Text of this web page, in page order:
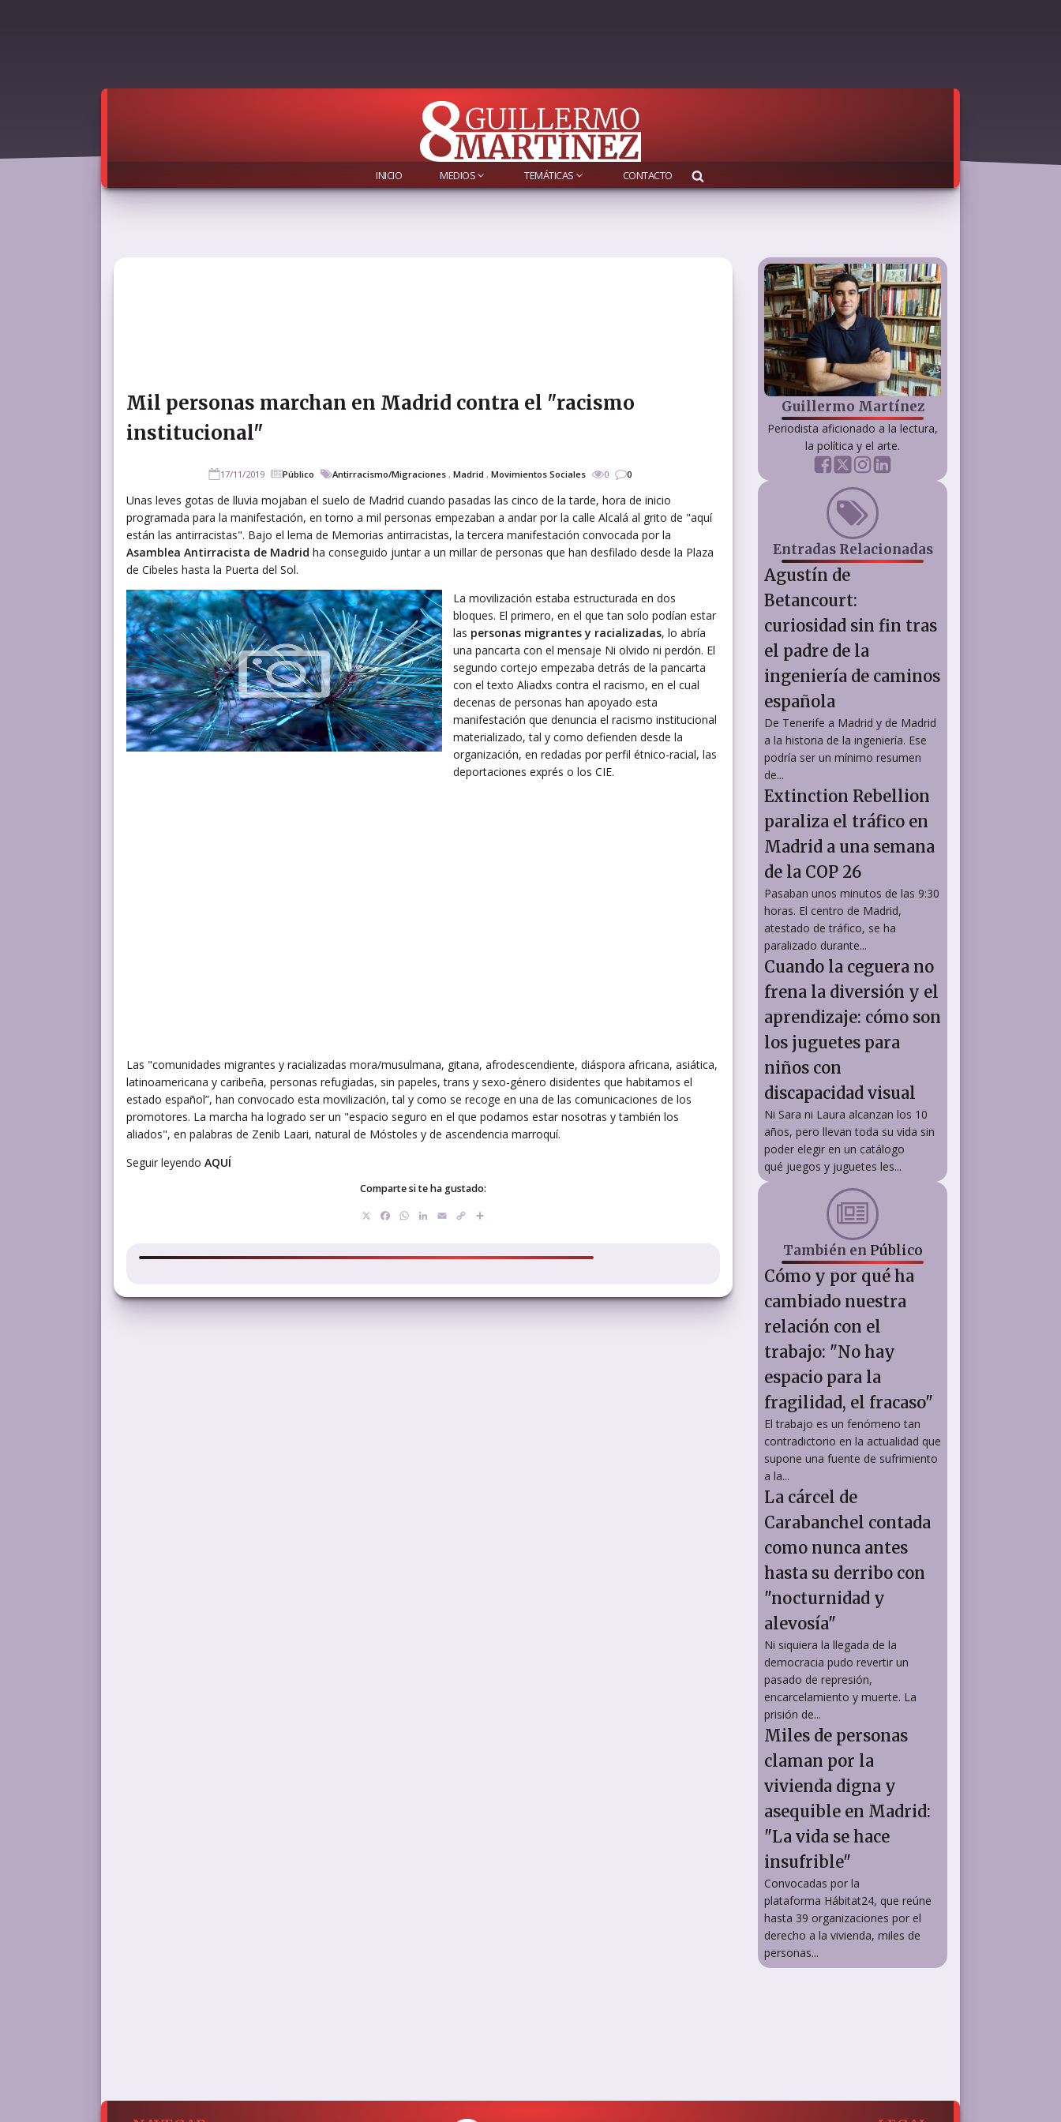
INICIO MEDIOS TEMÁTICAS CONTACTO
Mil personas marchan en Madrid contra el "racismo
institucional"
17/11/2019 Público Antirracismo/Migraciones , Madrid , Movimientos Sociales 0 0
Unas leves gotas de lluvia mojaban el suelo de Madrid cuando pasadas las cinco de la tarde, hora de inicio
programada para la manifestación, en torno a mil personas empezaban a andar por la calle Alcalá al grito de "aquí
están las antirracistas". Bajo el lema de Memorias antirracistas, la tercera manifestación convocada por la
Asamblea Antirracista de Madrid ha conseguido juntar a un millar de personas que han desfilado desde la Plaza
de Cibeles hasta la Puerta del Sol.
La movilización estaba estructurada en dos
bloques. El primero, en el que tan solo podían estar
las personas migrantes y racializadas, lo abría
una pancarta con el mensaje Ni olvido ni perdón. El
segundo cortejo empezaba detrás de la pancarta
con el texto Aliadxs contra el racismo, en el cual
decenas de personas han apoyado esta
manifestación que denuncia el racismo institucional
materializado, tal y como defienden desde la
organización, en redadas por perfil étnico-racial, las
deportaciones exprés o los CIE.
Las "comunidades migrantes y racializadas mora/musulmana, gitana, afrodescendiente, diáspora africana, asiática,
latinoamericana y caribeña, personas refugiadas, sin papeles, trans y sexo-género disidentes que habitamos el
estado español”, han convocado esta movilización, tal y como se recoge en una de las comunicaciones de los
promotores. La marcha ha logrado ser un "espacio seguro en el que podamos estar nosotras y también los
aliados", en palabras de Zenib Laari, natural de Móstoles y de ascendencia marroquí.
Seguir leyendo AQUÍ
Comparte si te ha gustado:
Facebook
WhatsApp
LinkedIn
EmailCopy
Guillermo Martínez
Periodista aficionado a la lectura,
la política y el arte.
Entradas Relacionadas
Agustín de
Betancourt:
curiosidad sin fin tras
el padre de la
ingeniería de caminos
española
De Tenerife a Madrid y de Madrid
a la historia de la ingeniería. Ese
podría ser un mínimo resumen
de...
Extinction Rebellion
paraliza el tráfico en
Madrid a una semana
de la COP 26
Pasaban unos minutos de las 9:30
horas. El centro de Madrid,
atestado de tráfico, se ha
paralizado durante...
Cuando la ceguera no
frena la diversión y el
aprendizaje: cómo son
los juguetes para
niños con
discapacidad visual
Ni Sara ni Laura alcanzan los 10
años, pero llevan toda su vida sin
poder elegir en un catálogo
qué juegos y juguetes les...
También en Público
Cómo y por qué ha
cambiado nuestra
relación con el
trabajo: "No hay
espacio para la
fragilidad, el fracaso"
El trabajo es un fenómeno tan
contradictorio en la actualidad que
supone una fuente de sufrimiento
a la...
La cárcel de
Carabanchel contada
como nunca antes
hasta su derribo con
"nocturnidad y
alevosía"
Ni siquiera la llegada de la
democracia pudo revertir un
pasado de represión,
encarcelamiento y muerte. La
prisión de...
Miles de personas
claman por la
vivienda digna y
asequible en Madrid:
"La vida se hace
insufrible"
Convocadas por la
plataforma Hábitat24, que reúne
hasta 39 organizaciones por el
derecho a la vivienda, miles de
personas...